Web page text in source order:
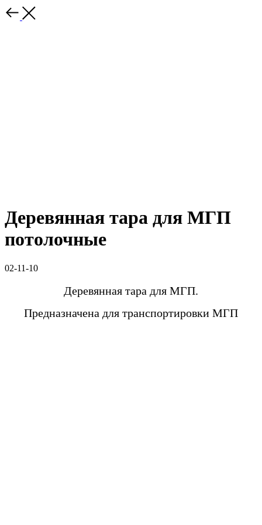
Деревянная тара для МГП
потолочные
02-11-10
Деревянная тара для МГП.
Предназначена для транспортировки МГП